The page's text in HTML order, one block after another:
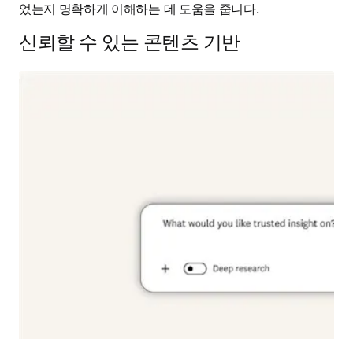
었는지 명확하게 이해하는 데 도움을 줍니다.
신뢰할 수 있는 콘텐츠 기반